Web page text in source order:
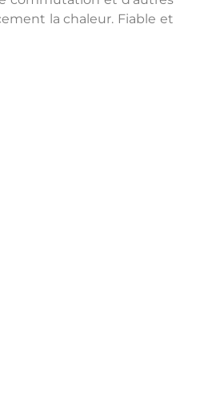
la chaleur. Fiable et